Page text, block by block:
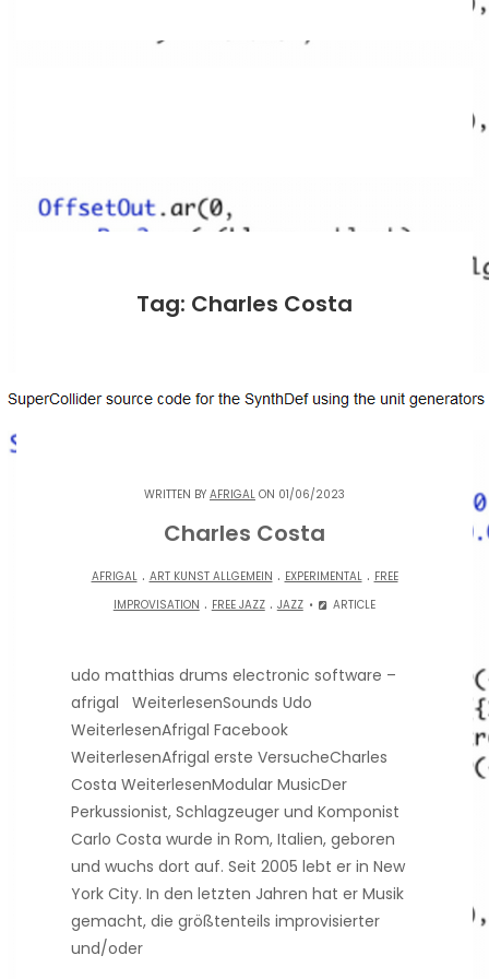
Tag: Charles Costa
WRITTEN BY AFRIGAL ON 01/06/2023
Charles Costa
AFRIGAL. ART KUNST ALLGEMEIN . EXPERIMENTAL. FREE
IMPROVISATION . FREE JAZZ. JAZZ ARTICLE
udo matthias drums electronic software –
afrigal WeiterlesenSounds Udo
WeiterlesenAfrigal Facebook
WeiterlesenAfrigal erste VersucheCharles
Costa WeiterlesenModular MusicDer
Perkussionist, Schlagzeuger und Komponist
Carlo Costa wurde in Rom, Italien, geboren
und wuchs dort auf. Seit 2005 lebt er in New
York City. In den letzten Jahren hat er Musik
gemacht, die größtenteils improvisierter
und/oder